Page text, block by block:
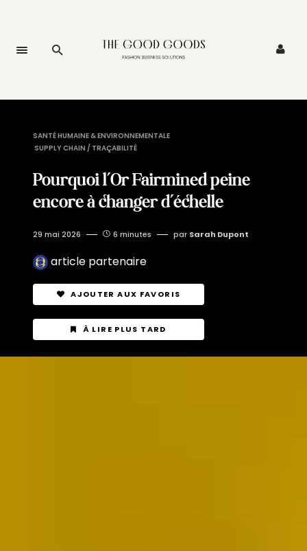
SANTÉ HUMAINE & ENVIRONNEMENTALE
SUPPLY CHAIN / TRAÇABILITÉ
Pourquoi l’Or Fairmined peine
encore à changer d’échelle
29 mai 2026 6 minutes par Sarah Dupont
article partenaire
AJOUTER AUX FAVORIS
À LIRE PLUS TARD